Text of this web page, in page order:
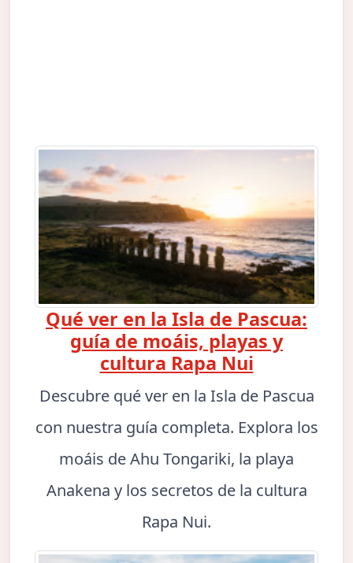
Qué ver en la Isla de Pascua:
guía de moáis, playas y
cultura Rapa Nui
Descubre qué ver en la Isla de Pascua
con nuestra guía completa. Explora los
moáis de Ahu Tongariki, la playa
Anakena y los secretos de la cultura
Rapa Nui.